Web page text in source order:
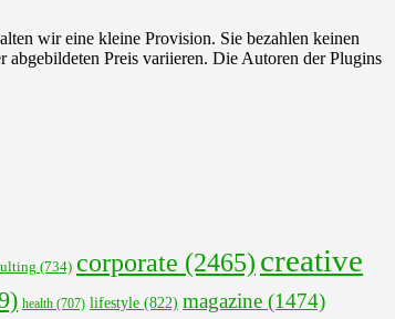
wir eine kleine Provision. Sie bezahlen keinen
abgebildeten Preis variieren. Die Autoren der Plugins
(734) corporate (2465) creative
health (707) lifestyle (822) magazine (1474)